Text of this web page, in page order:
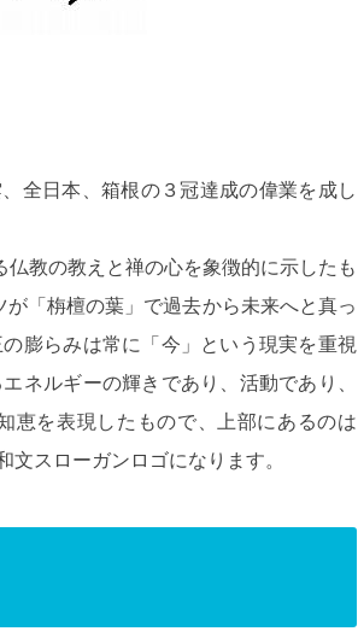
全日本、箱根の３冠達成の偉業を成し
教の教えと禅の心を象徴的に示したも
「栴檀の葉」で過去から未来へと真っ
膨らみは常に「今」という現実を重視
ネルギーの輝きであり、活動であり、
恵を表現したもので、上部にあるのは
スローガンロゴになります。